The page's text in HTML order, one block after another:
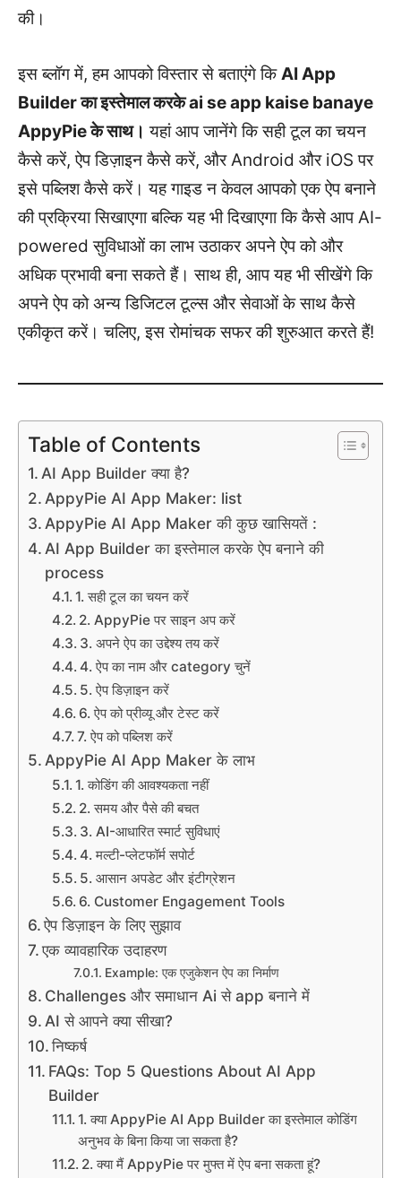
की।
इस ब्लॉग में, हम आपको विस्तार से बताएंगे किAI App
Builder का इस्तेमाल करके ai se app kaise banaye
AppyPie के साथ। यहां आप जानेंगे कि सही टूल का चयन
कैसे करें, ऐप डिज़ाइन कैसे करें, और Android और iOS पर
इसे पब्लिश कैसे करें। यह गाइड न केवल आपको एक ऐप बनाने
की प्रक्रिया सिखाएगा बल्कि यह भी दिखाएगा कि कैसे आप AI-
powered सुविधाओं का लाभ उठाकर अपने ऐप को और
अधिक प्रभावी बना सकते हैं। साथ ही, आप यह भी सीखेंगे कि
अपने ऐप को अन्य डिजिटल टूल्स और सेवाओं के साथ कैसे
एकीकृत करें। चलिए, इस रोमांचक सफर की शुरुआत करते हैं!
Table of Contents
AI App Builder क्या है?
AppyPie AI App Maker: list
AppyPie AI App Maker की कुछ खासियतें :
AI App Builder का इस्तेमाल करके ऐप बनाने की
process
1. सही टूल का चयन करें
2. AppyPie पर साइन अप करें
3. अपने ऐप का उद्देश्य तय करें
4. ऐप का नाम और category चुनें
5. ऐप डिज़ाइन करें
6. ऐप को प्रीव्यू और टेस्ट करें
7. ऐप को पब्लिश करें
AppyPie AI App Maker के लाभ
1. कोडिंग की आवश्यकता नहीं
2. समय और पैसे की बचत
3. AI-आधारित स्मार्ट सुविधाएं
4. मल्टी-प्लेटफॉर्म सपोर्ट
5. आसान अपडेट और इंटीग्रेशन
6. Customer Engagement Tools
ऐप डिज़ाइन के लिए सुझाव
एक व्यावहारिक उदाहरण
Example: एक एजुकेशन ऐप का निर्माण
Challenges और समाधान Ai से app बनाने में
AI से आपने क्या सीखा?
निष्कर्ष
FAQs: Top 5 Questions About AI App
Builder
1. क्या AppyPie AI App Builder का इस्तेमाल कोडिंग
अनुभव के बिना किया जा सकता है?
2. क्या मैं AppyPie पर मुफ्त में ऐप बना सकता हूं?